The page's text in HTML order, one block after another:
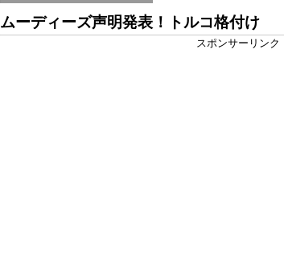
ムーディーズ声明発表！トルコ格付け
スポンサーリンク